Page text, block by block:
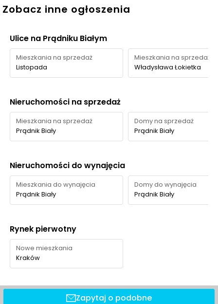
Zobacz inne ogłoszenia
Ulice na Prądniku Białym
Mieszkania na sprzedaż
Listopada
Mieszkania na sprzedaż
Władysława Łokietka
Nieruchomości na sprzedaż
Mieszkania na sprzedaż
Prądnik Biały
Domy na sprzedaż
Prądnik Biały
Nieruchomości do wynajęcia
Mieszkania do wynajęcia
Prądnik Biały
Domy do wynajęcia
Prądnik Biały
Rynek pierwotny
Nowe mieszkania
Kraków
Zapytaj o podobne